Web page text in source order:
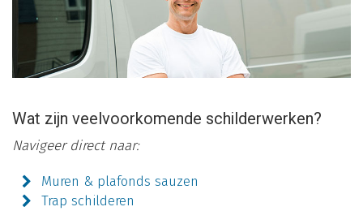
Wat zijn veelvoorkomende schilderwerken?
Navigeer direct naar:
Muren & plafonds sauzen
Trap schilderen